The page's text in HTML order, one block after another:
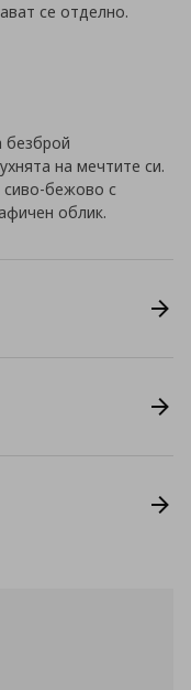
се отделно.
безброй
на мечтите си.
сиво-бежово с
облик.